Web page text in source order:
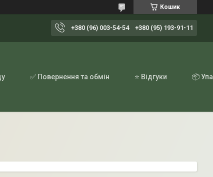
Кошик
+380 (96) 003-54-54 +380 (95) 193-91-11
✅ Повернення та обмін ⭐ Відгуки 📦